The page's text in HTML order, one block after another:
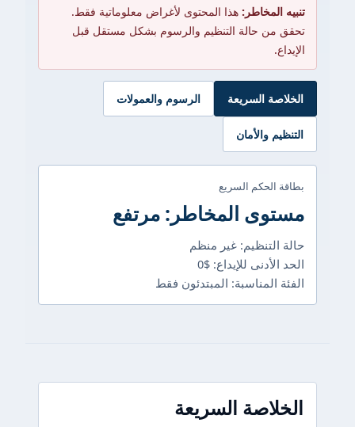
تنبيه المخاطر: هذا المحتوى لأغراض معلوماتية فقط.
تحقق من حالة التنظيم والرسوم بشكل مستقل قبل
الإيداع.
الخلاصة السريعة الرسوم والعمولات
التنظيم والأمان
بطاقة الحكم السريع
مستوى المخاطر: مرتفع
حالة التنظيم: غير منظم
الحد الأدنى للإيداع: $0
الفئة المناسبة: المبتدئون فقط
الخلاصة السريعة